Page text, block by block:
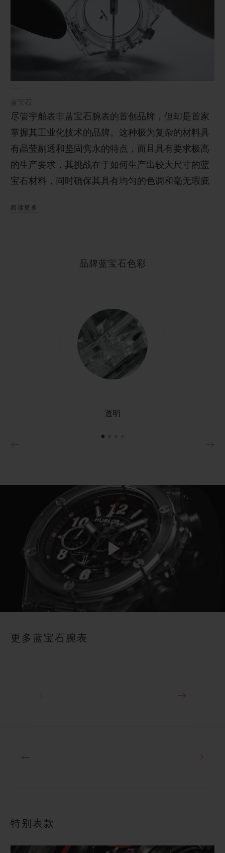
蓝宝石
尽管宇舶表非蓝宝石腕表的首创品牌，但却是首家
掌握其工业化技术的品牌。这种极为复杂的材料具
有晶莹剔透和坚固隽永的特点，而且具有要求极高
的生产要求，其挑战在于如何生产出较大尺寸的蓝
宝石材料，同时确保其具有均匀的色调和毫无瑕疵
一种具有独特美学特性的合成蓝宝石。经过投入大
表，并定期开发全新颜色——黑色、黄色、蓝色甚
阅读更多
品牌蓝宝石色彩
透明
Play
更多蓝宝石腕表
特别表款